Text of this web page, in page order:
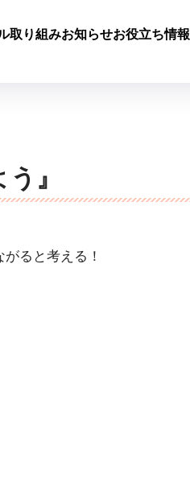
取り組みお知らせお役立ち情報
』
ると考える！